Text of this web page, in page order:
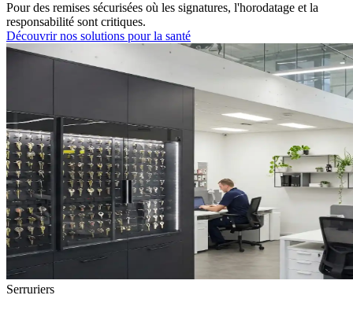
Pour des remises sécurisées où les signatures, l'horodatage et la
responsabilité sont critiques.
Découvrir nos solutions pour la santé
Serruriers